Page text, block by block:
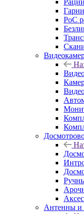
PoC
Антенны